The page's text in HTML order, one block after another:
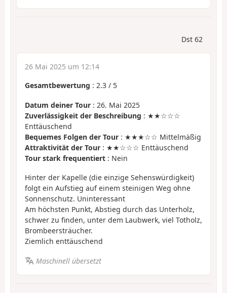
Dst 62
26 Mai 2025 um 12:14
Gesamtbewertung : 2.3 / 5
Datum deiner Tour : 26. Mai 2025
Zuverlässigkeit der Beschreibung : ★★☆☆☆
Enttäuschend
Bequemes Folgen der Tour : ★★★☆☆ Mittelmäßig
Attraktivität der Tour : ★★☆☆☆ Enttäuschend
Tour stark frequentiert : Nein
Hinter der Kapelle (die einzige Sehenswürdigkeit)
folgt ein Aufstieg auf einem steinigen Weg ohne
Sonnenschutz. Uninteressant
Am höchsten Punkt, Abstieg durch das Unterholz,
schwer zu finden, unter dem Laubwerk, viel Totholz,
Brombeersträucher.
Ziemlich enttäuschend
Maschinell übersetzt